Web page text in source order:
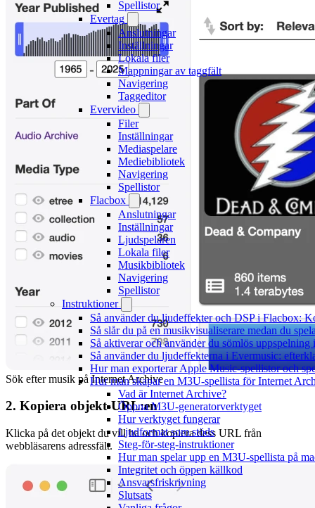
Spellistor
Evertag
Anslutningar
Inställningar
Lokala filer
Mappningar av taggfält
Navigering
Taggeditor
Evervideo
Filer
Inställningar
Mediaspelare
Mediebibliotek
Navigering
Spellistor
Flacbox
Anslutningar
Inställningar
Ljudspelaren
Lokala filer
Musikbibliotek
Navigering
Spellistor
Instruktioner
Så använder du ljudeffekter och DSP i Flacbox:
Så slår du på en musikvisualiserare medan du
Så aktiverar och använder du sömlös uppspelning
Så använder du ljudeffekterna i Evermusic:
Hur man exporterar Apple Music-spellistor och
Hur man skapar en M3U-spellista för Internet
Vad är Internet Archive?
Öppna M3U-generatorverktyget
Hur verktyget fungerar
Ljudformat som stöds
Steg-för-steg-instruktioner
Hur man spelar upp en M3U-spellista på
Integritet och öppen källkod
Ansvarsfriskrivning
Slutsats
Sök efter musik på Internet Archive
2. Kopiera objekt-URL:en
Klicka på det objekt du vill ha och kopiera dess URL från
webbläsarens adressfält.